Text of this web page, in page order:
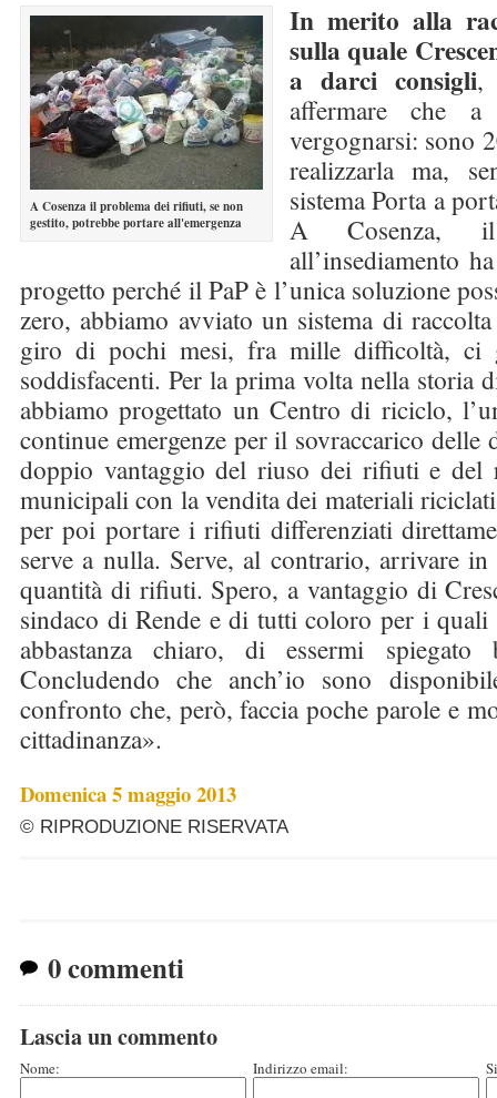
A Cosenza il problema dei rifiuti, se non
gestito, potrebbe portare all'emergenza
In merito alla
sulla quale
a darci consigli,
affermare che a
vergognarsi: sono
realizzarla ma,
sistema Porta a
A Cosenza,
all’insediamento
progetto perché il PaP è l’unica soluzione
zero, abbiamo avviato un sistema di
giro di pochi mesi, fra mille difficoltà, ci
soddisfacenti. Per la prima volta nella storia
abbiamo progettato un Centro di riciclo,
continue emergenze per il sovraccarico delle
doppio vantaggio del riuso dei rifiuti e del
municipali con la vendita dei materiali
per poi portare i rifiuti differenziati
serve a nulla. Serve, al contrario, arrivare
quantità di rifiuti. Spero, a vantaggio di
sindaco di Rende e di tutti coloro per i
abbastanza chiaro, di essermi spiegato
Concludendo che anch’io sono
confronto che, però, faccia poche parole e
cittadinanza».
Domenica 5 maggio 2013
© RIPRODUZIONE RISERVATA
0 commenti
Lascia un commento
Nome: Indirizzo email: